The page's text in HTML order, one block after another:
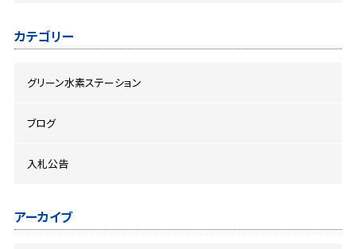
カテゴリー
グリーン水素ステーション
ブログ
入札公告
アーカイブ